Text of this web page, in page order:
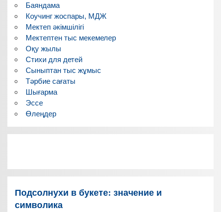
Баяндама
Коучинг жоспары, МДЖ
Мектеп әкімшілігі
Мектептен тыс мекемелер
Оқу жылы
Стихи для детей
Сыныптан тыс жұмыс
Тәрбие сағаты
Шығарма
Эссе
Өлеңдер
Подсолнухи в букете: значение и
символика